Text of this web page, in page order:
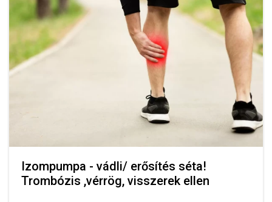
Izompumpa - vádli/ erősítés séta!
Trombózis ,vérrög, visszerek ellen